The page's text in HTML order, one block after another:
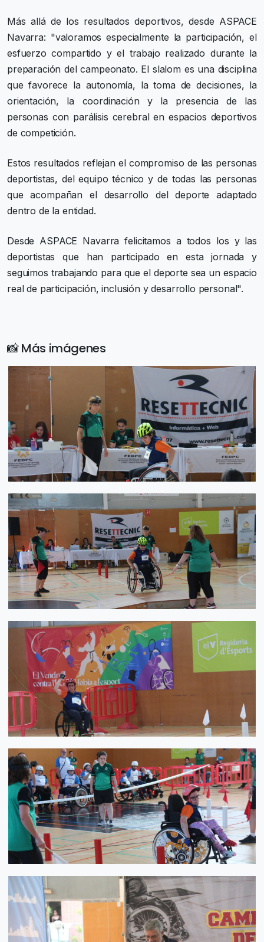
Más allá de los resultados deportivos, desde ASPACE
Navarra: "valoramos especialmente la participación, el
esfuerzo compartido y el trabajo realizado durante la
preparación del campeonato. El slalom es una disciplina
que favorece la autonomía, la toma de decisiones, la
orientación, la coordinación y la presencia de las
personas con parálisis cerebral en espacios deportivos
de competición.
Estos resultados reflejan el compromiso de las personas
deportistas, del equipo técnico y de todas las personas
que acompañan el desarrollo del deporte adaptado
dentro de la entidad.
Desde ASPACE Navarra felicitamos a todos los y las
deportistas que han participado en esta jornada y
seguimos trabajando para que el deporte sea un espacio
real de participación, inclusión y desarrollo personal".
📸 Más imágenes